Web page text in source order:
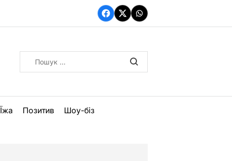
Facebook
TwitterWhatsApp
Їжа Позитив Шоу-біз